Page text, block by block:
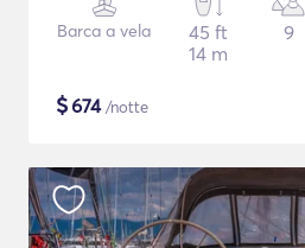
Barca a vela
45 ft
14 m
9
$674/notte